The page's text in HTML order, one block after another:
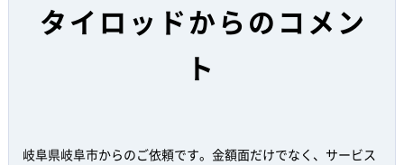
タイロッドからのコメン
ト
岐阜県岐阜市からのご依頼です。金額面だけでなく、サービス